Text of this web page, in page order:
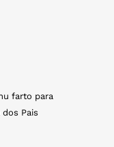
farto para
Pais